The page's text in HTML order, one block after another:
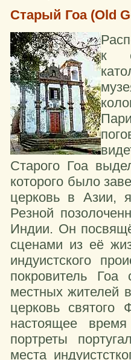
Старый Гоа (Old
к
Старого Гоа
которого было
церковь в Азии,
Резной
Индии. Он
сценами из её
индуистского
покровитель Гоа
местных жителей
церковь святого
настоящее
портреты
места